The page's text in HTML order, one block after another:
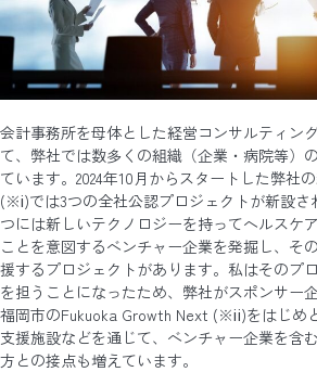
会計事務所を母体とした経営コンサルティン
て、弊社では数多くの組織（企業・病院等）
ています。2024年10月からスタートした弊社
(※ⅰ)では3つの全社公認プロジェクトが新設さ
つには新しいテクノロジーを持ってヘルスケ
ことを意図するベンチャー企業を発掘し、そ
援するプロジェクトがあります。私はそのプ
を担うことになったため、弊社がスポンサー
福岡市のFukuoka Growth Next (※ⅱ)をはじめ
支援施設などを通じて、ベンチャー企業を含
方との接点も増えています。